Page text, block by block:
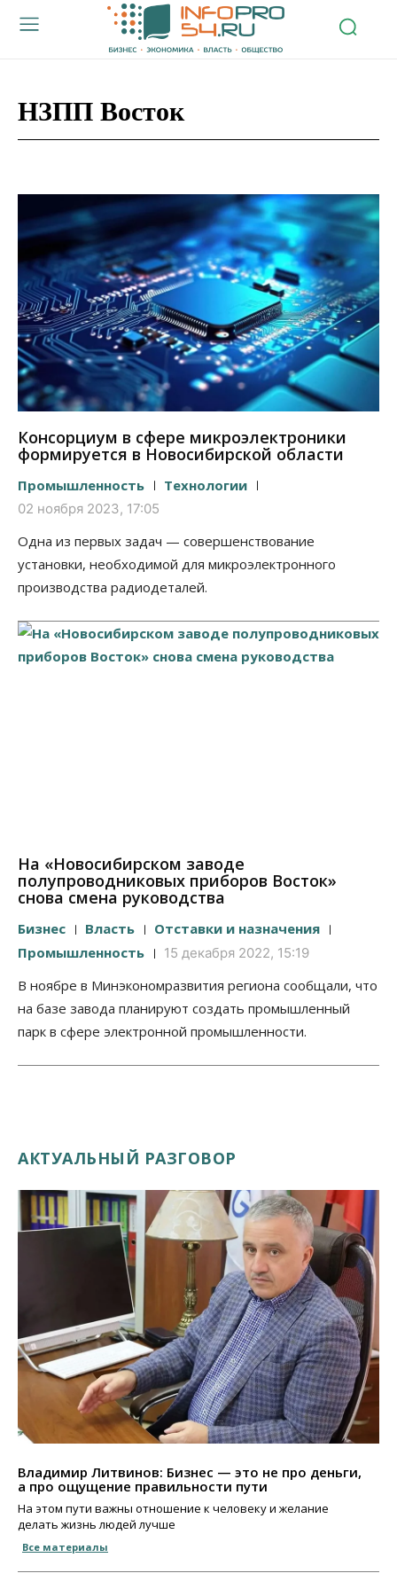
НЗПП Восток
Консорциум в сфере микроэлектроники
формируется в Новосибирской области
Промышленность Технологии
02 ноября 2023, 17:05
Одна из первых задач — совершенствование
установки, необходимой для микроэлектронного
производства радиодеталей.
На «Новосибирском заводе
полупроводниковых приборов Восток»
снова смена руководства
Бизнес Власть
Отставки и назначения
Промышленность
15 декабря 2022, 15:19
В ноябре в Минэкономразвития региона сообщали, что
на базе завода планируют создать промышленный
парк в сфере электронной промышленности.
АКТУАЛЬНЫЙ РАЗГОВОР
Владимир Литвинов: Бизнес — это не про деньги,
а про ощущение правильности пути
На этом пути важны отношение к человеку и желание
делать жизнь людей лучше
Все материалы